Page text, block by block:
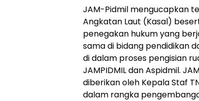
JAM-Pidmil mengucapkan
Angkatan Laut (Kasal)
penegakan hukum yang
sama di bidang pendidikan
di dalam proses pengisian
JAMPIDMIL dan Aspidmil.
diberikan oleh Kepala Staf
dalam rangka